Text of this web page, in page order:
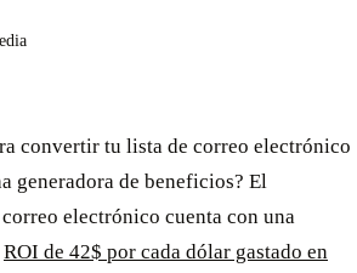
convertir tu lista de correo electrónico
generadora de beneficios? El
electrónico cuenta con una
ROI de 42$ por cada dólar gastado en